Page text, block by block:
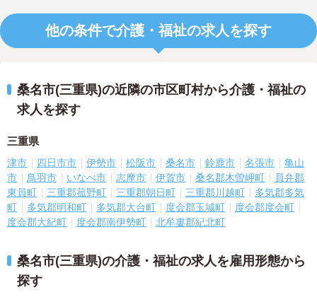
他の条件で介護・福祉の求人を探す
桑名市(三重県)の近隣の市区町村から介護・福祉の
求人を探す
三重県
津市 四日市市 伊勢市 松阪市 桑名市 鈴鹿市 名張市
亀山
市
鳥羽市 いなべ市 志摩市 伊賀市 桑名郡木曽岬町
員弁郡
東員町
三重郡菰野町 三重郡朝日町 三重郡川越町
多気郡多気
町
多気郡明和町 多気郡大台町 度会郡玉城町
度会郡度会町
度会郡大紀町
度会郡南伊勢町 北牟婁郡紀北町
桑名市(三重県)の介護・福祉の求人を雇用形態から
探す